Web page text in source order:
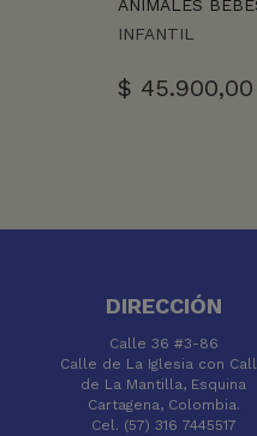
ANIMALES
INFANTIL
$ 45.900,00
DIRECCIÓN
Calle 36 #3-86
Calle de La Iglesia con
de La Mantilla, Esquina
Cartagena, Colombia.
Cel. (57) 316 7445517